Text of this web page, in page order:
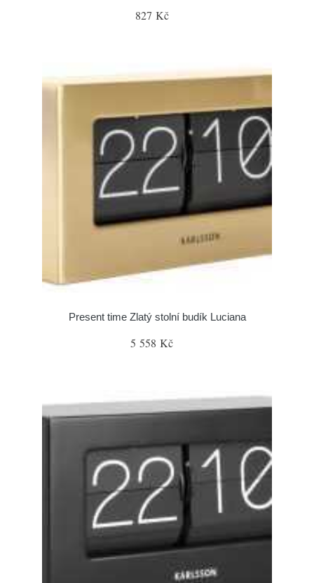
827 Kč
Present time Zlatý stolní budík Luciana
5 558 Kč